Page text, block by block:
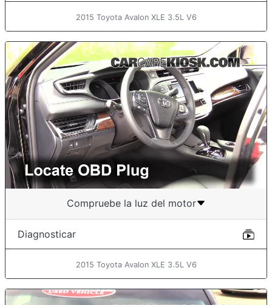
2015 Toyota Avalon XLE 3.5L V6
Compruebe la luz del motor
Diagnosticar
2015 Toyota Avalon XLE 3.5L V6